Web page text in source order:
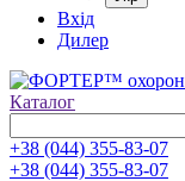
Вхід
Дилер
Каталог
+38 (044) 355-83-07
+38 (044) 355-83-07